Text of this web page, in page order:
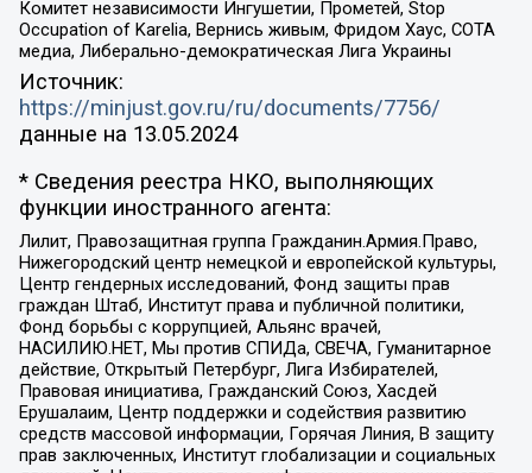
Комитет независимости Ингушетии, Прометей, Stop
Occupation of Karelia, Вернись живым, Фридом Хаус, СОТА
медиа, Либерально-демократическая Лига Украины
Источник:
https://minjust.gov.ru/ru/documents/7756/
данные на 13.05.2024
* Сведения реестра НКО, выполняющих
функции иностранного агента:
Лилит, Правозащитная группа Гражданин.Армия.Право,
Нижегородский центр немецкой и европейской культуры,
Центр гендерных исследований, Фонд защиты прав
граждан Штаб, Институт права и публичной политики,
Фонд борьбы с коррупцией, Альянс врачей,
НАСИЛИЮ.НЕТ, Мы против СПИДа, СВЕЧА, Гуманитарное
действие, Открытый Петербург, Лига Избирателей,
Правовая инициатива, Гражданский Союз, Хасдей
Ерушалаим, Центр поддержки и содействия развитию
средств массовой информации, Горячая Линия, В защиту
прав заключенных, Институт глобализации и социальных